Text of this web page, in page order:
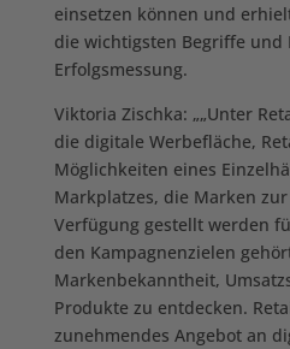
einsetzen können und
die wichtigsten Begriffe und
Erfolgsmessung.
Viktoria Zischka: „„Unter
die digitale Werbefläche,
Möglichkeiten eines
Markplatzes, die Marken
Verfügung gestellt werden
den Kampagnenzielen
Markenbekanntheit,
Produkte zu entdecken.
zunehmendes Angebot an